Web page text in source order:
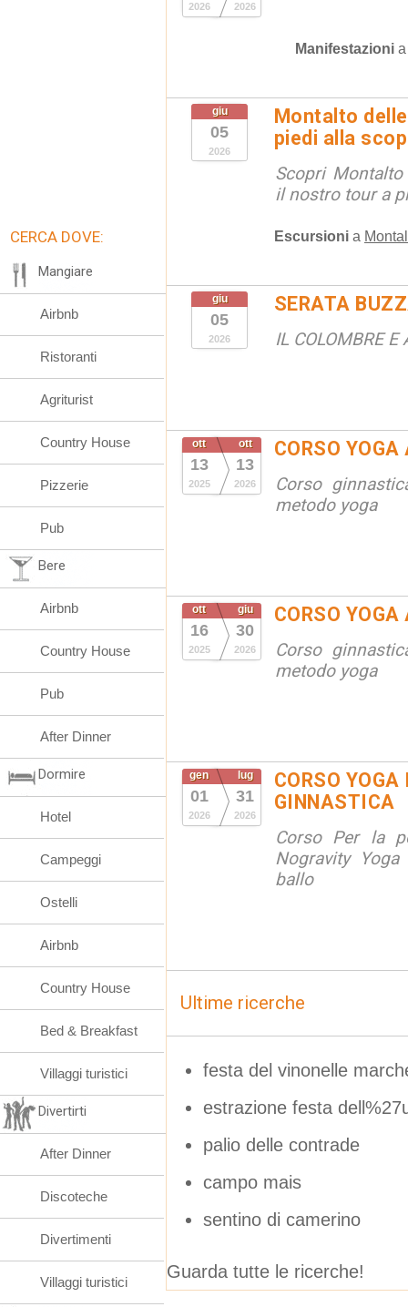
2026 2026
Manifestazioni
giu
05
2026
Montalto
piedi alla
Scopri
il nostro tour a
Escursioni a
giu
05
2026
SERATA
IL COLOMBRE E
ott
13
2025
ott
13
2026
CORSO
Corso
metodo yoga
ott
16
2025
giu
30
2026
CORSO
Corso
metodo yoga
gen
01
2026
lug
31
2026
CORSO
GINNASTICA
Corso Per la
Nogravity
ballo
Ultime ricerche
festa del vinonelle
estrazione festa
palio delle contrade
campo mais
sentino di camerino
Guarda tutte le ricerche!
CERCA DOVE:
Mangiare
Airbnb
Ristoranti
Agriturist
Country House
Pizzerie
Pub
Bere
Airbnb
Country House
Pub
After Dinner
Dormire
Hotel
Campeggi
Ostelli
Airbnb
Country House
Bed & Breakfast
Villaggi turistici
Divertirti
After Dinner
Discoteche
Divertimenti
Villaggi turistici